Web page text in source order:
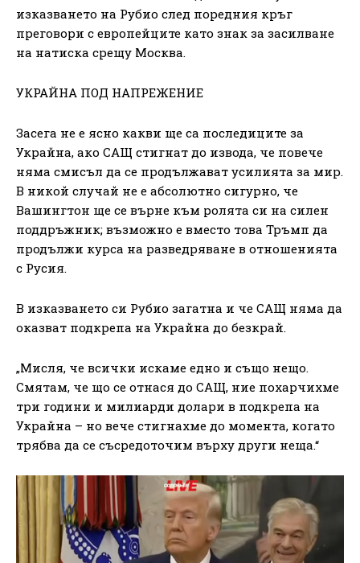
изказването на Рубио след поредния кръг
преговори с европейците като знак за засилване
на натиска срещу Москва.
УКРАЙНА ПОД НАПРЕЖЕНИЕ
Засега не е ясно какви ще са последиците за
Украйна, ако САЩ стигнат до извода, че повече
няма смисъл да се продължават усилията за мир.
В никой случай не е абсолютно сигурно, че
Вашингтон ще се върне към ролята си на силен
поддръжник; възможно е вместо това Тръмп да
продължи курса на разведряване в отношенията
с Русия.
В изказването си Рубио загатна и че САЩ няма да
оказват подкрепа на Украйна до безкрай.
„Мисля, че всички искаме едно и също нещо.
Смятам, че що се отнася до САЩ, ние похарчихме
три години и милиарди долари в подкрепа на
Украйна – но вече стигнахме до момента, когато
трябва да се съсредоточим върху други неща.“